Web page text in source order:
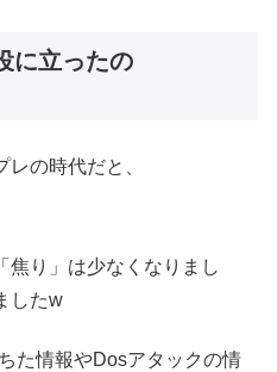
に立ったの
の時代だと、
焦り」は少なくなりまし
したw
た情報やDosアタックの情